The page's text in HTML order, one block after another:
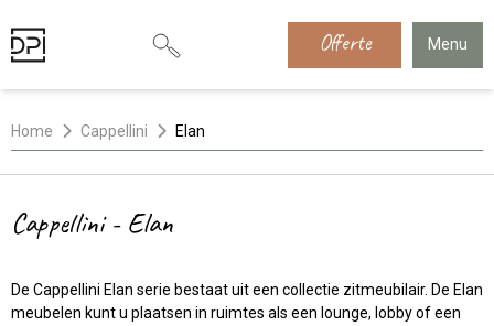
Offerte Menu
Home Cappellini Elan
Cappellini - Elan
De Cappellini Elan serie bestaat uit een collectie zitmeubilair. De Elan
meubelen kunt u plaatsen in ruimtes als een lounge, lobby of een